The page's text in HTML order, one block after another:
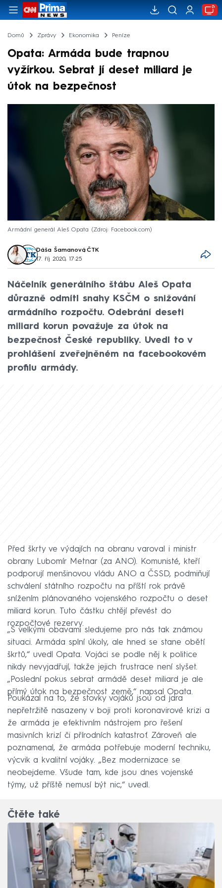
Domů Zprávy Ekonomika Peníze
Opata: Armáda bude trapnou
vyžírkou. Sebrat jí deset miliard je
útok na bezpečnost
Armádní generál Aleš Opata Zdroj: Facebook.com
Dáša Šamanová, ČTK
17. říj 2020, 17:25
Náčelník generálního štábu Aleš Opata
důrazně odmítl snahy KSČM o snižování
armádního rozpočtu. Odebrání deseti
miliard korun považuje za útok na
bezpečnost České republiky. Uvedl to v
prohlášení zveřejněném na facebookovém
profilu armády.
Před škrty ve výdajích na obranu varoval i ministr
obrany Lubomír Metnar (za ANO). Komunisté, kteří
podporují menšinovou vládu ANO a ČSSD, podmiňují
schválení státního rozpočtu na příští rok právě
snížením plánovaného vojenského rozpočtu o deset
miliard korun. Tuto částku chtějí převést do
rozpočtové rezervy.
„S velkými obavami sledujeme pro nás tak známou
situaci. Armáda splní úkoly, ale hned se stane obětí
škrtů,“ uvedl Opata. Vojáci se podle něj k politice
nikdy nevyjadřují, takže jejich frustrace není slyšet.
„Poslední pokus sebrat armádě deset miliard je ale
přímý útok na bezpečnost země,“ napsal Opata.
Poukázal na to, že stovky vojáků jsou od jara
nepřetržitě nasazeny v boji proti koronavirové krizi a
že armáda je efektivním nástrojem pro řešení
masivních krizí či přírodních katastrof. Zároveň ale
poznamenal, že armáda potřebuje moderní techniku,
výcvik a kvalitní vojáky. „Bez modernizace se
neobejdeme. Všude tam, kde jsou dnes vojenské
týmy, už příště nemusí být nic,“ uvedl.
Čtěte také